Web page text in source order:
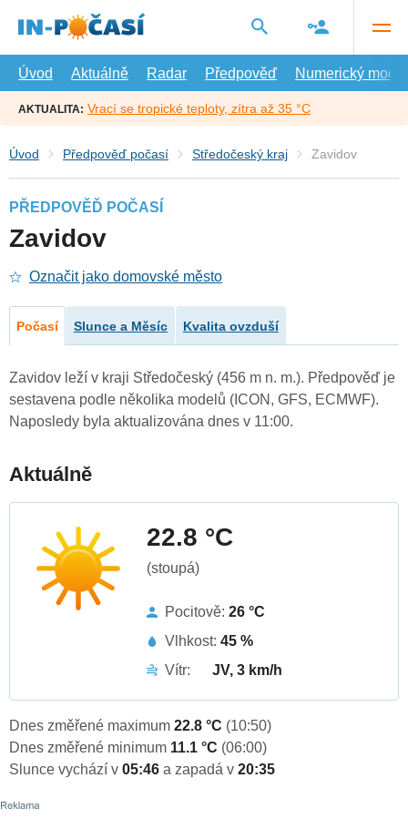
hlavní
Úvod
Aktuálně Radar Předpověď Numerický model
AKTUALITA: Vrací se tropické teploty, zítra až 35 °C
Úvod Předpověď počasí Středočeský kraj Zavidov
PŘEDPOVĚĎ POČASÍ
Zavidov
Označit jako domovské město
Počasí Slunce a Měsíc Kvalita ovzduší
Zavidov leží v kraji Středočeský (456 m n. m.). Předpověď je
sestavena podle několika modelů (ICON, GFS, ECMWF).
Naposledy byla aktualizována dnes v 11:00.
Aktuálně
22.8 °C
(stoupá)
Pocitově: 26 °C
Vlhkost: 45 %
Vítr:
JV, 3 km/h
Dnes změřené maximum 22.8 °C (10:50)
Dnes změřené minimum 11.1 °C (06:00)
Slunce vychází v 05:46 a zapadá v 20:35